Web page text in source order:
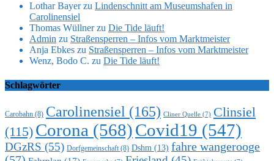
Lothar Bayerzu Lindenschnitt am Museumshafen in
Carolinensiel
Thomas Wüllnerzu Die Tide läuft!
Admin zu Straßensperren – Infos vom Marktmeister
Anja Ebkes zu Straßensperren – Infos vom Marktmeister
Wenz, Bodo C. zu Die Tide läuft!
Schlagwörter
Carobahn (8) Carolinensiel (165) Cliner Quelle (7) Clinsiel
(115) Corona (568)Covid19 (547)
DGzRS (55) Dorfgemeinschaft(8) Dshm (13) fahre wangerooge